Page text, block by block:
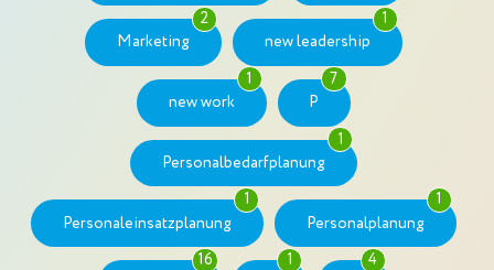
2
Marketing
1
new leadership
1
new work
7
P
1
Personalbedarfplanung
1
Personaleinsatzplanung
1
Personalplanung
16
1
4